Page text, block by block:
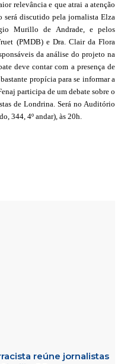
relevância e que atrai a atenção
será discutido pela jornalista Elza
Murillo de Andrade, e pelos
(PMDB) e Dra. Clair da Flora
da análise do projeto na
deve contar com a presença de
propícia para se informar a
participa de um debate sobre o
de Londrina. Será no Auditório
344, 4º andar), às 20h.
reúne jornalistas